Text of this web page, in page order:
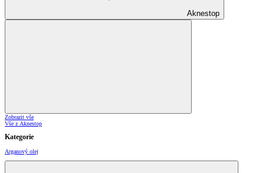
Aknestop
Zobrazit vše
Vše z Aknestop
Kategorie
Arganový olej